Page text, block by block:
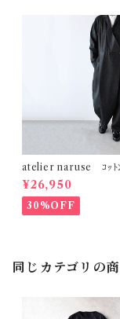
atelier naruse ｺｯﾄﾝ
ｼﾞｬﾝﾌﾟｽｰﾂ (ﾌﾞﾗｯｸ)
¥26,950
30%OFF
同じカテゴリの